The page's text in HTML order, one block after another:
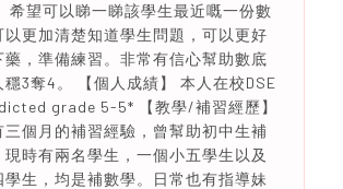
希望可以睇一睇該學生最近嘅一份數
以更加清楚知道學生問題，可以更好
藥，準備練習。非常有信心幫助數底
穩3奪4。 【個人成績】 本人在校DSE
grade 5-5* 【教學/補習經歷】
三個月的補習經驗，曾幫助初中生補
現時有兩名學生，一個小五學生以及
學生，均是補數學。日常也有指導妹